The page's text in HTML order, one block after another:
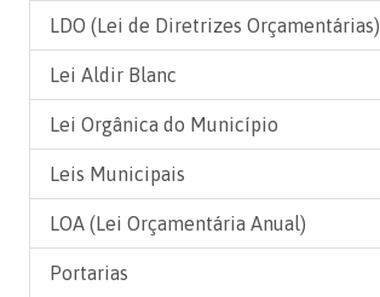
LDO (Lei de Diretrizes Orçamentárias)
Lei Aldir Blanc
Lei Orgânica do Município
Leis Municipais
LOA (Lei Orçamentária Anual)
Portarias